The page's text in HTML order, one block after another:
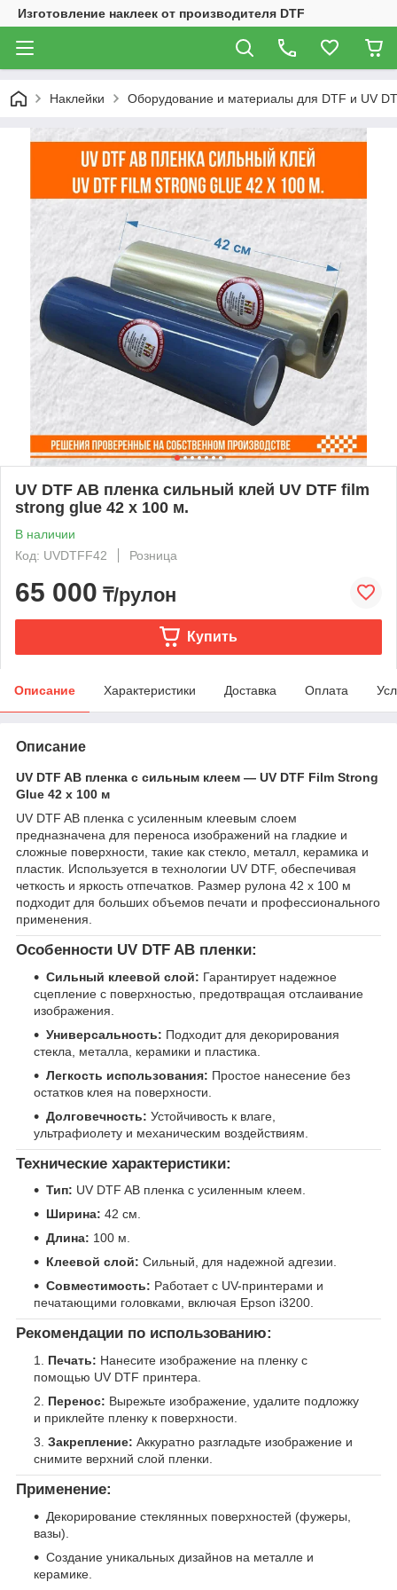
Изготовление наклеек от производителя DTF
Наклейки Оборудование и материалы для DTF и UV
UV DTF AB пленка сильный клей UV DTF film
strong glue 42 х 100 м.
В наличии
Код: UVDTFF42
Розница
65 000 ₸/рулон
Купить
Описание Характеристики Доставка Оплата
Описание
UV DTF AB пленка с сильным клеем — UV DTF Film Strong
Glue 42 х 100 м
UV DTF AB пленка с усиленным клеевым слоем
предназначена для переноса изображений на гладкие и
сложные поверхности, такие как стекло, металл, керамика и
пластик. Используется в технологии UV DTF, обеспечивая
четкость и яркость отпечатков. Размер рулона 42 х 100 м
подходит для больших объемов печати и профессионального
применения.
Особенности UV DTF AB пленки:
Сильный клеевой слой: Гарантирует надежное
сцепление с поверхностью, предотвращая отслаивание
изображения.
Универсальность: Подходит для декорирования
стекла, металла, керамики и пластика.
Легкость использования: Простое нанесение без
остатков клея на поверхности.
Долговечность: Устойчивость к влаге,
ультрафиолету и механическим воздействиям.
Технические характеристики:
Тип: UV DTF AB пленка с усиленным клеем.
Ширина: 42 см.
Длина: 100 м.
Клеевой слой: Сильный, для надежной адгезии.
Совместимость: Работает с UV-принтерами и
печатающими головками, включая Epson i3200.
Рекомендации по использованию:
Печать: Нанесите изображение на пленку с
помощью UV DTF принтера.
Перенос: Вырежьте изображение, удалите подложку
и приклейте пленку к поверхности.
Закрепление: Аккуратно разгладьте изображение и
снимите верхний слой пленки.
Применение:
Декорирование стеклянных поверхностей (фужеры,
вазы).
Создание уникальных дизайнов на металле и
керамике.